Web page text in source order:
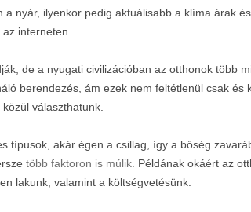
a nyár, ilyenkor pedig aktuálisabb a klíma árak
interneten.
de a nyugati civilizációban az otthonok több
berendezés, ám ezek nem feltétlenül csak
választhatunk.
típusok, akár égen a csillag, így a bőség
több faktoron is múlik. Példának okáért az
lakunk, valamint a költségvetésünk.